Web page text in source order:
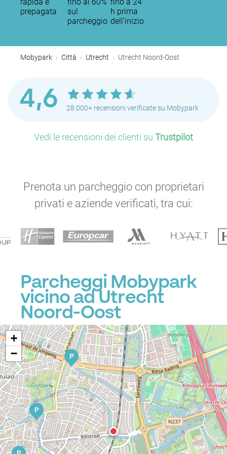
prepagata
sul
parcheggio
h prima
dell’inizio
Mobypark Città Utrecht Utrecht Noord-Oost
4,6 28.000+ recensioni verificate su Mobypark
Vedi le recensioni dei clienti su Trustpilot
Prenota un parcheggio con proprietari
privati e aziende verificati, tra cui:
Parcheggi Mobypark
vicino ad Utrecht
Noord-Oost
P
P
+
−